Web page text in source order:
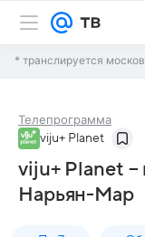
* транслируется
Телепрограмма
viju+ Planet
viju+ Planet –
Нарьян-Мар